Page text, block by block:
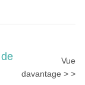
Vue
davantage > >